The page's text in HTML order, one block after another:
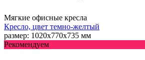
Мягкие офисные кресла
Кресло, цвет темно-желтый
размер: 1020х770х735 мм
Рекомендуем